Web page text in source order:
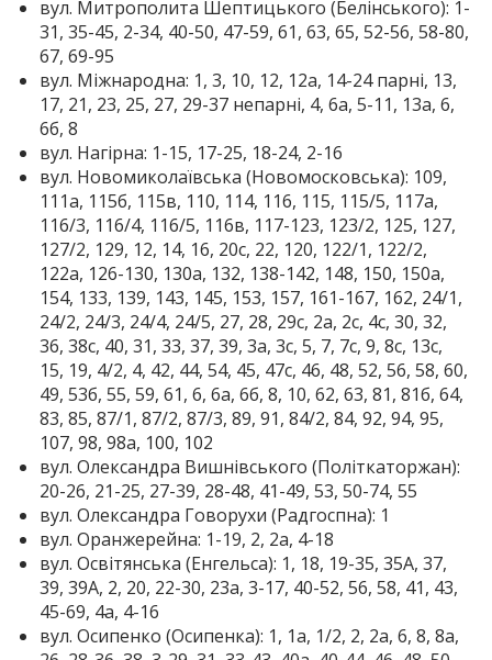
вул. Митрополита Шептицького (Белінського): 1-
31, 35-45, 2-34, 40-50, 47-59, 61, 63, 65, 52-56, 58-80,
67, 69-95
вул. Міжнародна: 1, 3, 10, 12, 12а, 14-24 парні, 13,
17, 21, 23, 25, 27, 29-37 непарні, 4, 6а, 5-11, 13а, 6,
6б, 8
вул. Нагірна: 1-15, 17-25, 18-24, 2-16
вул. Новомиколаївська (Новомосковська): 109,
111а, 115б, 115в, 110, 114, 116, 115, 115/5, 117а,
116/3, 116/4, 116/5, 116в, 117-123, 123/2, 125, 127,
127/2, 129, 12, 14, 16, 20с, 22, 120, 122/1, 122/2,
122а, 126-130, 130а, 132, 138-142, 148, 150, 150а,
154, 133, 139, 143, 145, 153, 157, 161-167, 162, 24/1,
24/2, 24/3, 24/4, 24/5, 27, 28, 29с, 2а, 2с, 4с, 30, 32,
36, 38с, 40, 31, 33, 37, 39, 3а, 3с, 5, 7, 7с, 9, 8с, 13с,
15, 19, 4/2, 4, 42, 44, 54, 45, 47с, 46, 48, 52, 56, 58, 60,
49, 53б, 55, 59, 61, 6, 6а, 6б, 8, 10, 62, 63, 81, 81б, 64,
83, 85, 87/1, 87/2, 87/3, 89, 91, 84/2, 84, 92, 94, 95,
107, 98, 98а, 100, 102
вул. Олександра Вишнівського (Політкаторжан):
20-26, 21-25, 27-39, 28-48, 41-49, 53, 50-74, 55
вул. Олександра Говорухи (Радгоспна): 1
вул. Оранжерейна: 1-19, 2, 2а, 4-18
вул. Освітянська (Енгельса): 1, 18, 19-35, 35А, 37,
39, 39А, 2, 20, 22-30, 23а, 3-17, 40-52, 56, 58, 41, 43,
45-69, 4а, 4-16
вул. Осипенко (Осипенка): 1, 1а, 1/2, 2, 2а, 6, 8, 8а,